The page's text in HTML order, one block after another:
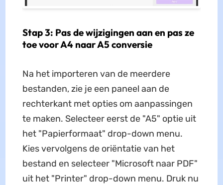
Stap 3: Pas de wijzigingen aan en pas ze
toe voor A4 naar A5 conversie
Na het importeren van de meerdere
bestanden, zie je een paneel aan de
rechterkant met opties om aanpassingen
te maken. Selecteer eerst de "A5" optie uit
het "Papierformaat" drop-down menu.
Kies vervolgens de oriëntatie van het
bestand en selecteer "Microsoft naar PDF"
uit het "Printer" drop-down menu. Druk nu